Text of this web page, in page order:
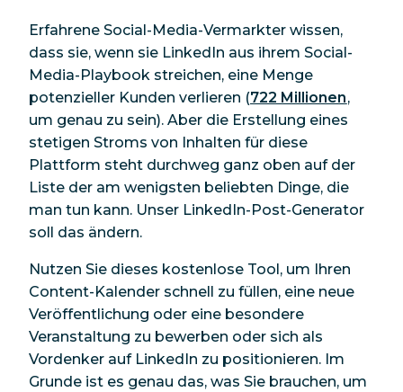
Erfahrene Social-Media-Vermarkter wissen,
dass sie, wenn sie LinkedIn aus ihrem Social-
Media-Playbook streichen, eine Menge
potenzieller Kunden verlieren (722 Millionen,
um genau zu sein). Aber die Erstellung eines
stetigen Stroms von Inhalten für diese
Plattform steht durchweg ganz oben auf der
Liste der am wenigsten beliebten Dinge, die
man tun kann. Unser LinkedIn-Post-Generator
soll das ändern.
Nutzen Sie dieses kostenlose Tool, um Ihren
Content-Kalender schnell zu füllen, eine neue
Veröffentlichung oder eine besondere
Veranstaltung zu bewerben oder sich als
Vordenker auf LinkedIn zu positionieren. Im
Grunde ist es genau das, was Sie brauchen, um